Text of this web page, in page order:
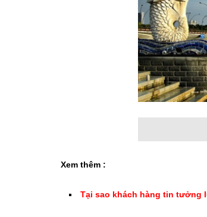
Xem thêm :
Tại sao khách hàng tin tưởng